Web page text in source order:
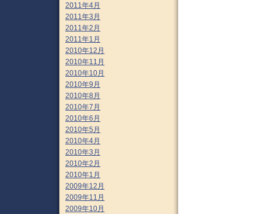
2011年4月
2011年3月
2011年2月
2011年1月
2010年12月
2010年11月
2010年10月
2010年9月
2010年8月
2010年7月
2010年6月
2010年5月
2010年4月
2010年3月
2010年2月
2010年1月
2009年12月
2009年11月
2009年10月